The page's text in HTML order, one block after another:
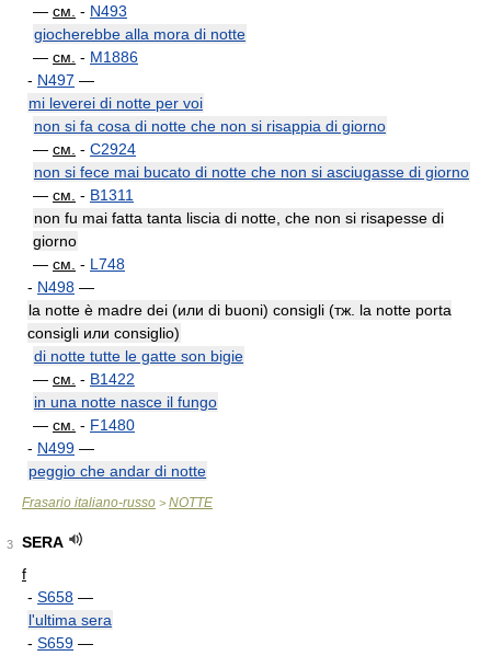
— см. - N493
giocherebbe alla mora di notte
— см. - M1886
- N497 —
mi leverei di notte per voi
non si fa cosa di notte che non si risappia di giorno
— см. - C2924
non si fece mai bucato di notte che non si asciugasse di giorno
— см. - B1311
non fu mai fatta tanta liscia di notte, che non si risapesse di
giorno
— см. - L748
- N498 —
la notte è madre dei (или di buoni) consigli (тж. la notte porta
consigli или consiglio)
di notte tutte le gatte son bigie
— см. - B1422
in una notte nasce il fungo
— см. - F1480
- N499 —
peggio che andar di notte
Frasario italiano-russo > NOTTE
3
SERA
f
- S658 —
l'ultima sera
- S659 —